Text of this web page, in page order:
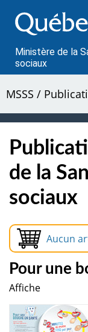
au
contenu
Ministère de la
sociaux
MSSS /
de la
sociaux
Aucun
Pour une
Affiche